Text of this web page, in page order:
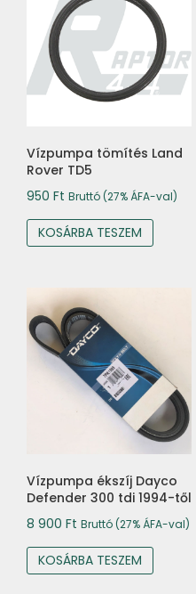
Vízpumpa tömítés Land
Rover TD5
950 Ft Bruttó (27% ÁFA-val)
KOSÁRBA TESZEM
Vízpumpa ékszíj Dayco
Defender 300 tdi 1994-től
8 900 Ft Bruttó (27% ÁFA-val)
KOSÁRBA TESZEM